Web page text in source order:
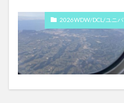
2026WDW/DCL/ユニバ